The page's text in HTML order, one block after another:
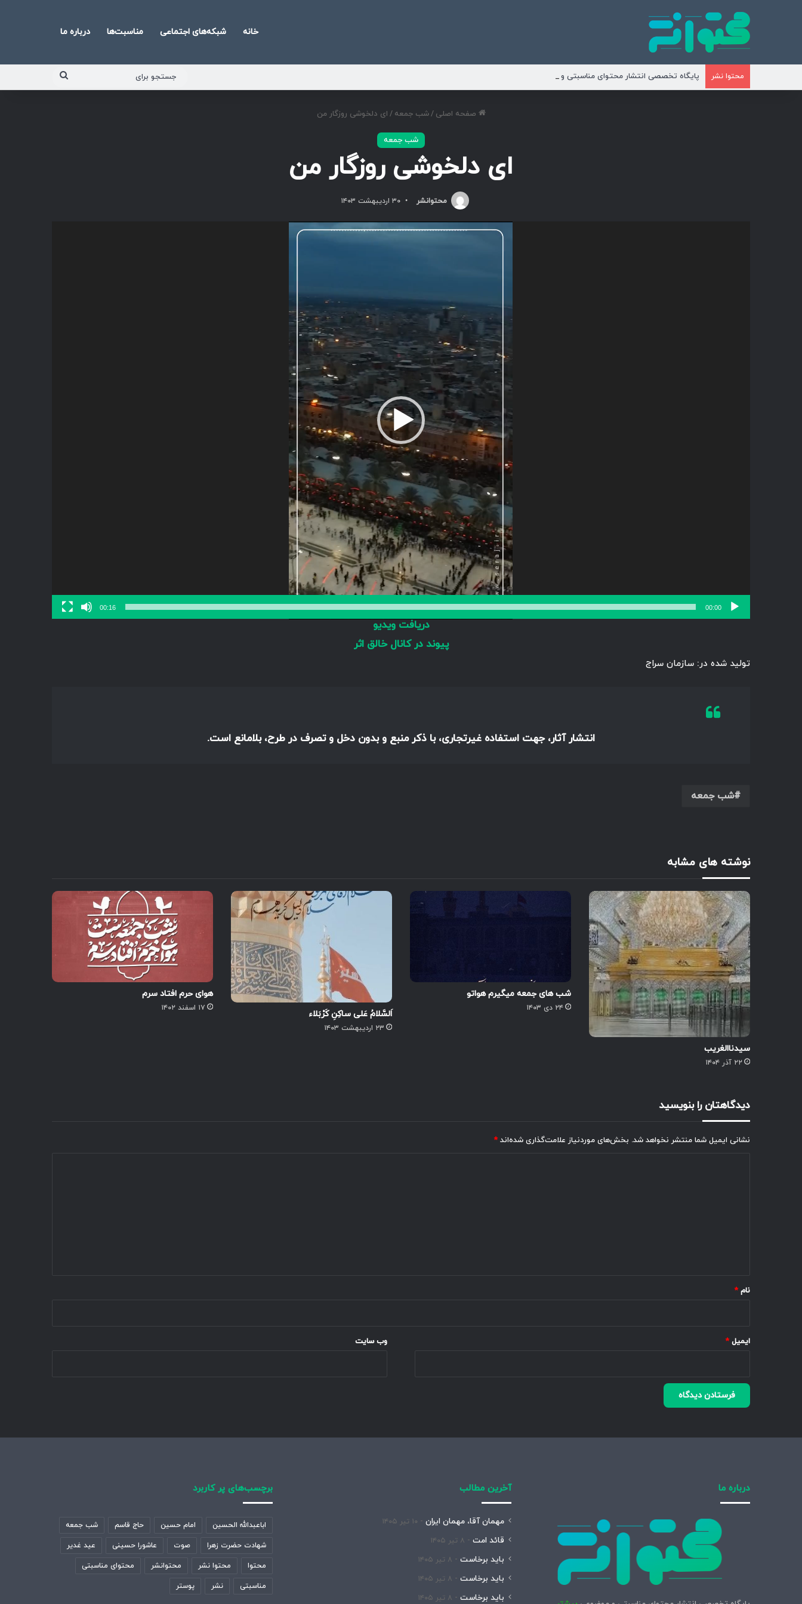
خانه شبکه‌های اجتماعی مناسبت‌ها درباره ما
محتوا نشر پایگاه تخصصی انتشار محتوای مناسبتی و موضوعی
صفحه اصلی /شب جمعه / ای دلخوشی روزگار من
شب جمعه
ای دلخوشی روزگار من
محتوانشر ۳۰ اردیبهشت ۱۴۰۳
00:00
00:16
دریافت ویدیو
پیوند در کانال خالق اثر
تولید شده در: سازمان سراج
انتشار آثار، جهت استفاده غیرتجاری، با ذکر منبع و بدون دخل و تصرف در طرح، بلامانع است.
شب جمعه
نوشته های مشابه
سیدناالغریب
۲۲ آذر ۱۴۰۴
شب های جمعه میگیرم هواتو
۲۴ دی ۱۴۰۳
اَلسَّلامُ عَلى ساکِنِ کَرْبَلاء
۲۳ اردیبهشت ۱۴۰۳
هوای حرم افتاد سرم
۱۷ اسفند ۱۴۰۲
دیدگاهتان را بنویسید
نشانی ایمیل شما منتشر نخواهد شد. بخش‌های موردنیاز علامت‌گذاری شده‌اند *
نام *
ایمیل * وب‌ سایت
درباره ما آخرین مطالب
مهمان آقا، مهمان ایران ۱۰ تیر ۱۴۰۵
قائد امت ۸ تیر ۱۴۰۵
باید برخاست ۸ تیر ۱۴۰۵
باید برخاست ۸ تیر ۱۴۰۵
باید برخاست ۸ تیر ۱۴۰۵
برچسب‌های پر کاربرد
اباعبدالله الحسین امام حسین حاج قاسم شب جمعه
شهادت حضرت زهرا صوت عاشورا حسینی عید غدیر
محتوا محتوا نشر محتوانشر محتوای مناسبتی
مناسبتی نشر پوستر